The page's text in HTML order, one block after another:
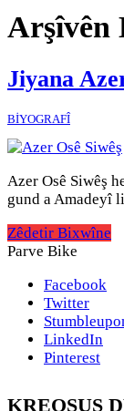
Arşîvên
Jiyana
BİYOGRAFÎ
Azer Osê Siwêş
gund a Amadeyî
Zêdetir Bixwîne
Parve Bike
Facebook
Twitter
LinkedIn
Pinterest
KREOSUS